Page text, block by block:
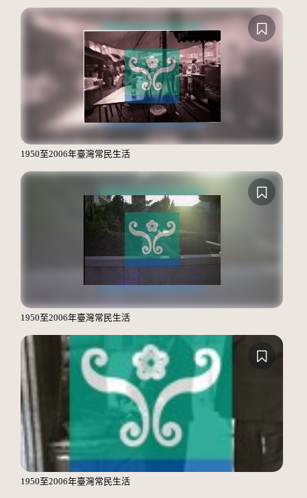
1950至2006年臺灣常民生活
1950至2006年臺灣常民生活
1950至2006年臺灣常民生活